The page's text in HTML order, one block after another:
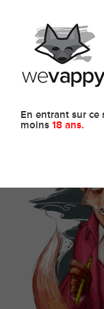
En entrant sur
moins 18 ans.
Conseils et astuces